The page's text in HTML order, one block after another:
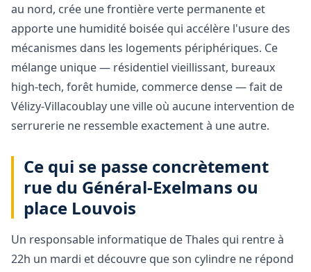
au nord, crée une frontière verte permanente et
apporte une humidité boisée qui accélère l'usure des
mécanismes dans les logements périphériques. Ce
mélange unique — résidentiel vieillissant, bureaux
high-tech, forêt humide, commerce dense — fait de
Vélizy-Villacoublay une ville où aucune intervention de
serrurerie ne ressemble exactement à une autre.
Ce qui se passe concrètement
rue du Général-Exelmans ou
place Louvois
Un responsable informatique de Thales qui rentre à
22h un mardi et découvre que son cylindre ne répond